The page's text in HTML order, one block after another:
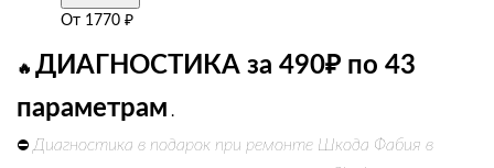
От 1770 ₽
🔥 ДИАГНОСТИКА за 490₽ по 43
параметрам .
⛔ Диагностика в подарок при ремонте Шкода Фабия в